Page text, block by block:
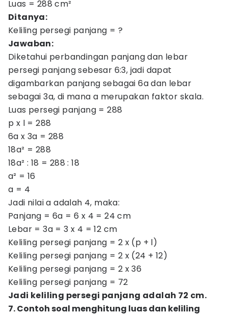
Luas = 288 cm²
Ditanya:
Keliling persegi panjang = ?
Jawaban:
Diketahui perbandingan panjang dan lebar
persegi panjang sebesar 6:3, jadi dapat
digambarkan panjang sebagai 6a dan lebar
sebagai 3a, di mana a merupakan faktor skala.
Luas persegi panjang = 288
p x l = 288
6a x 3a = 288
18a² = 288
18a² : 18 = 288 : 18
a² = 16
a = 4
Jadi nilai a adalah 4, maka:
Panjang = 6a = 6 x 4 = 24 cm
Lebar = 3a = 3 x 4 = 12 cm
Keliling persegi panjang = 2 x (p + l)
Keliling persegi panjang = 2 x (24 + 12)
Keliling persegi panjang = 2 x 36
Keliling persegi panjang = 72
Jadi keliling persegi panjang adalah 72 cm.
7. Contoh soal menghitung luas dan keliling